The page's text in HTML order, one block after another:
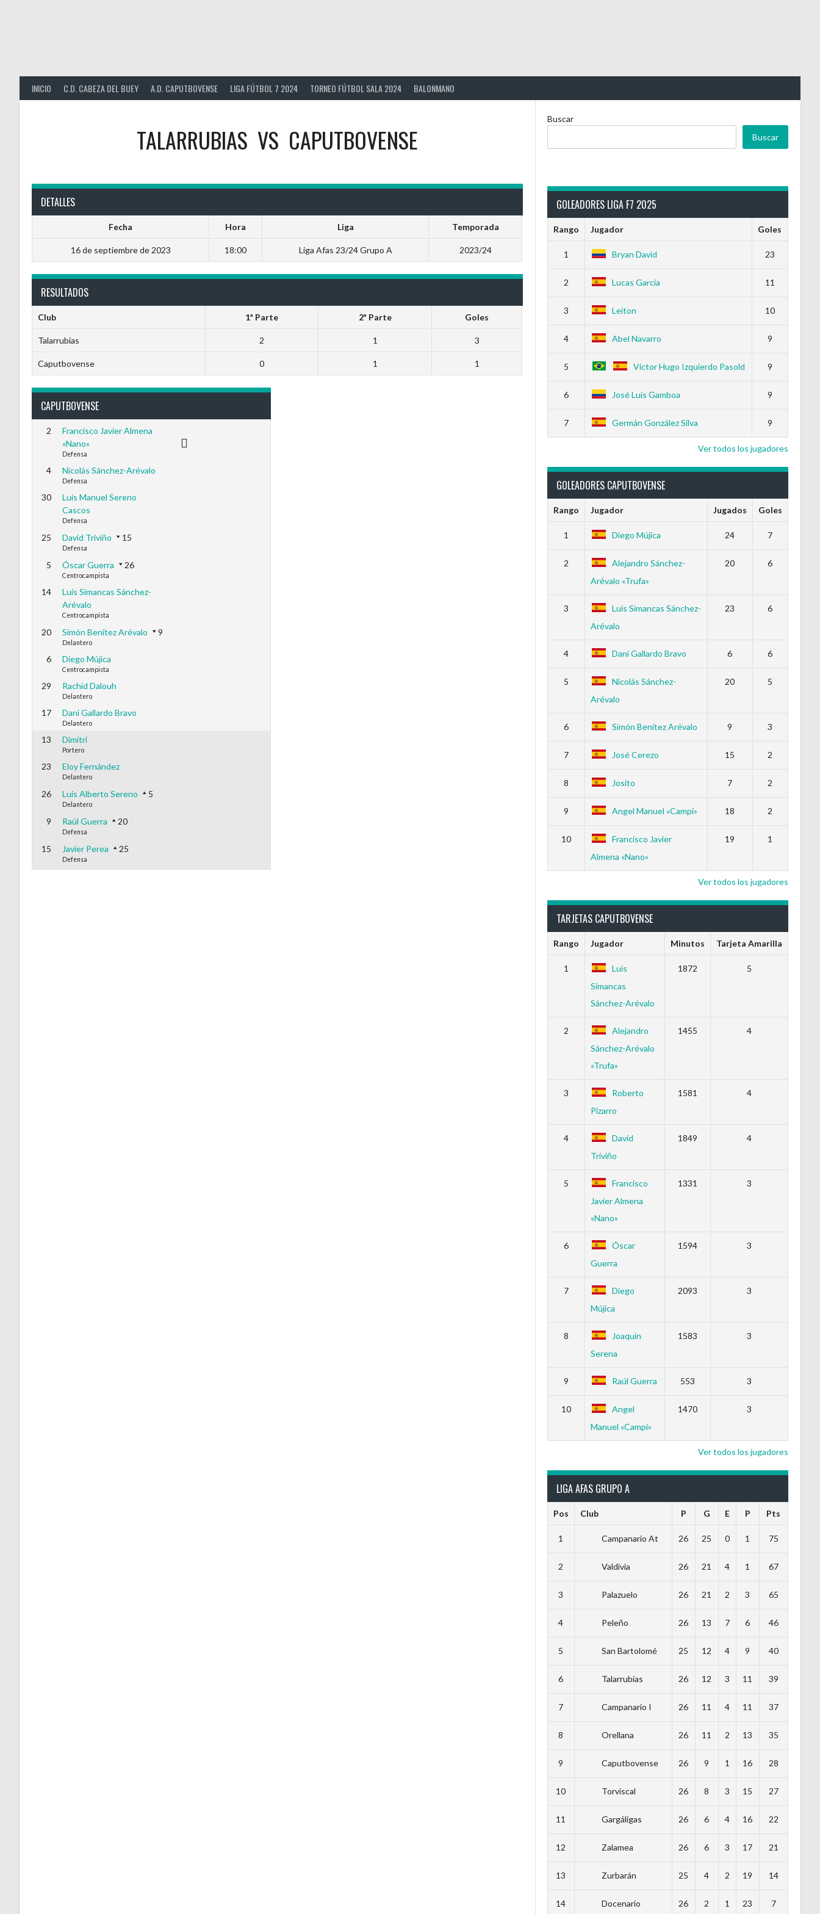
INICIO C.D. CABEZA DEL BUEY A.D. CAPUTBOVENSE LIGA FÚTBOL 7 2024 TORNEO FÚTBOL SALA 2024 BALONMANO
TALARRUBIAS VS CAPUTBOVENSE
DETALLES
Fecha Hora Liga Temporada
16 de septiembre de 2023 18:00 Liga Afas 23/24 Grupo A 2023/24
RESULTADOS
Club 1ª Parte 2ª Parte Goles
Talarrubias 2 1 3
Caputbovense 0 1 1
CAPUTBOVENSE
2
Francisco Javier Almena
«Nano»
Defensa
4 Nicolás Sánchez-Arévalo
Defensa
30
Luis Manuel Sereno
Cascos
Defensa
25 David Triviño 15
Defensa
5 Óscar Guerra 26
Centrocampista
14
Luis Simancas Sánchez-
Arévalo
Centrocampista
20 Simón Benítez Arévalo 9
Delantero
6 Diego Mújica
Centrocampista
29 Rachid Dalouh
Delantero
17 Dani Gallardo Bravo
Delantero
13 Dimitri
Portero
23 Eloy Fernández
Delantero
26 Luis Alberto Sereno 5
Delantero
9 Raúl Guerra 20
Defensa
15 Javier Perea 25
Defensa
Buscar
Buscar
GOLEADORES LIGA F7 2025
Rango Jugador Goles
1 Bryan David 23
2 Lucas García 11
3 Leiton 10
4 Abel Navarro 9
5 Víctor Hugo Izquierdo Pasold 9
6 José Luis Gamboa 9
7 Germán González Silva 9
Ver todos los jugadores
GOLEADORES CAPUTBOVENSE
Rango Jugador Jugados Goles
1 Diego Mújica 24 7
2
Alejandro Sánchez-
Arévalo «Trufa»
20 6
3
Luis Simancas Sánchez-
Arévalo
23 6
4 Dani Gallardo Bravo 6 6
5
Nicolás Sánchez-
Arévalo
20 5
6 Simón Benítez Arévalo 9 3
7 José Cerezo 15 2
8 Josito 7 2
9 Angel Manuel «Campi» 18 2
10
Francisco Javier
Almena «Nano»
19 1
Ver todos los jugadores
TARJETAS CAPUTBOVENSE
Rango Jugador Minutos Tarjeta Amarilla
1
Luis
Simancas
Sánchez-Arévalo
1872 5
2
Alejandro
Sánchez-Arévalo
«Trufa»
1455 4
3
Roberto
Pizarro
1581 4
4
David
Triviño
1849 4
5
Francisco
Javier Almena
«Nano»
1331 3
6
Óscar
Guerra
1594 3
7
Diego
Mújica
2093 3
8
Joaquín
Serena
1583 3
9 Raúl Guerra 553 3
10
Angel
Manuel «Campi»
1470 3
Ver todos los jugadores
LIGA AFAS GRUPO A
Pos Club P G E P Pts
1 Campanario At 26 25 0 1 75
2 Valdivia 26 21 4 1 67
3 Palazuelo 26 21 2 3 65
4 Peleño 26 13 7 6 46
5 San Bartolomé 25 12 4 9 40
6 Talarrubias 26 12 3 11 39
7 Campanario I 26 11 4 11 37
8 Orellana 26 11 2 13 35
9 Caputbovense 26 9 1 16 28
10 Torviscal 26 8 3 15 27
11 Gargáligas 26 6 4 16 22
12 Zalamea 26 6 3 17 21
13 Zurbarán 25 4 2 19 14
14 Docenario 26 2 1 23 7